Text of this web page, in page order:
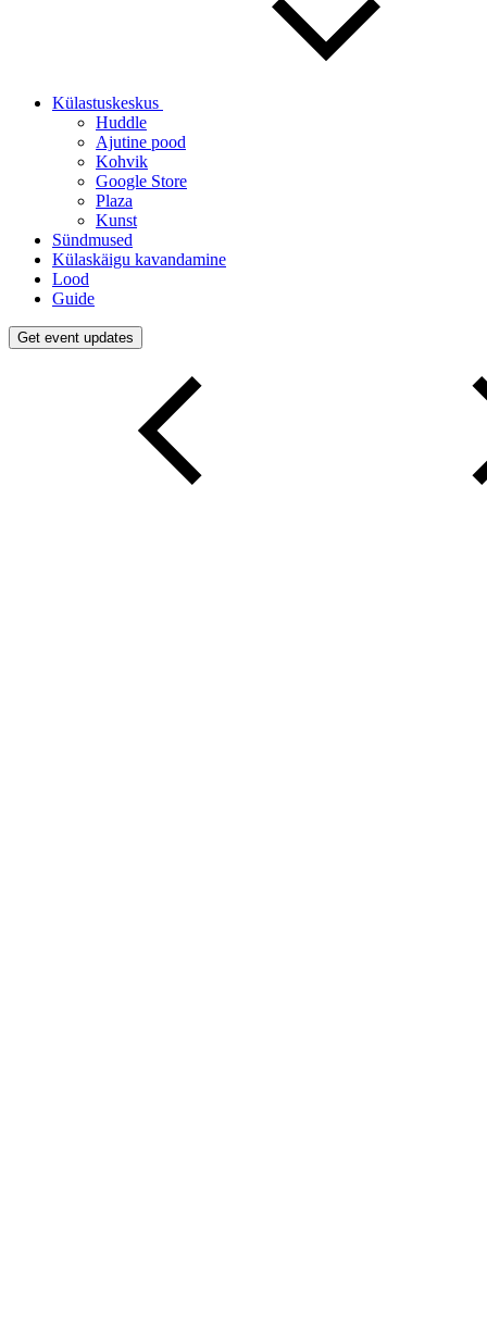
Külastuskeskus
Huddle
Ajutine pood
Kohvik
Google Store
Plaza
Kunst
Sündmused
Külaskäigu kavandamine
Lood
Guide
Get event updates